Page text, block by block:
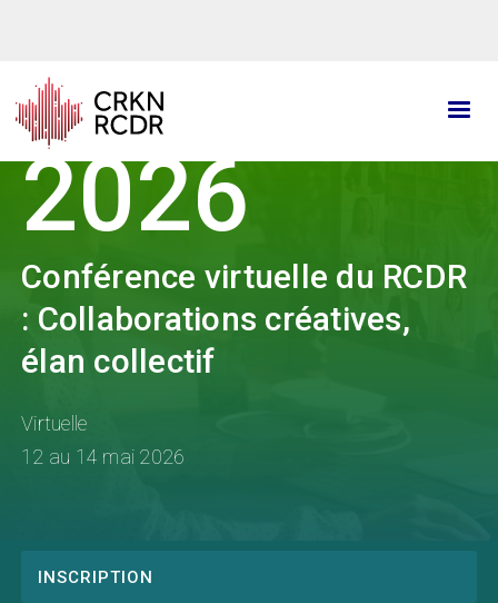
principal
2026
Conférence virtuelle du RCDR
: Collaborations créatives,
élan collectif
Virtuelle
12 au 14 mai 2026
Conference
INSCRIPTION